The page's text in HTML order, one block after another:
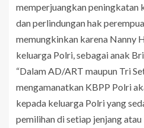
memperjuangkan peningkatan
dan perlindungan hak
memungkinkan karena Nanny
keluarga Polri, sebagai anak
“Dalam AD/ART maupun Tri
mengamanatkan KBPP Polri
kepada keluarga Polri yang
pemilihan di setiap jenjang